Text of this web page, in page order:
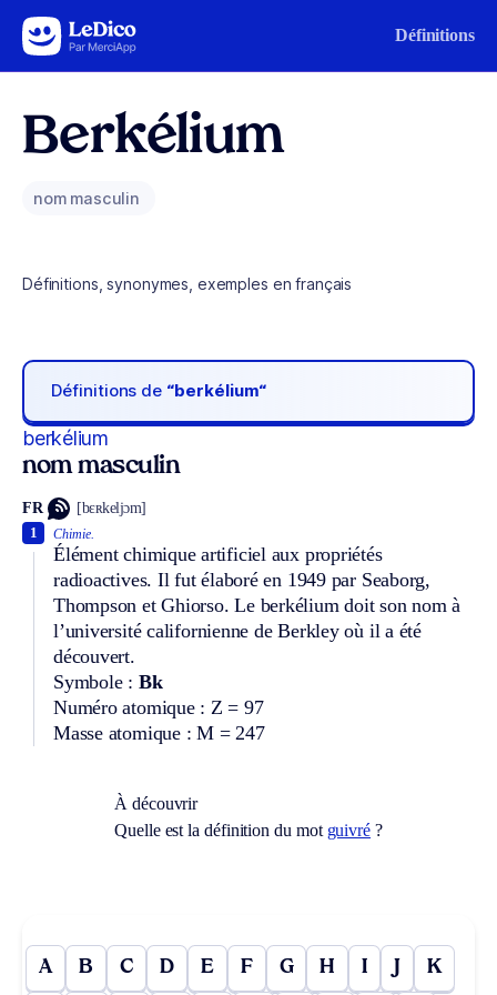
Aller au contenu Définitions
Berkélium
nom masculin
Définitions, synonymes, exemples en français
Définitions de “berkélium“
berkélium
nom masculin
FR [bɛʀkeljɔm]
Chimie.
Élément chimique artificiel aux propriétés
radioactives. Il fut élaboré en 1949 par Seaborg,
Thompson et Ghiorso. Le berkélium doit son nom à
l’université californienne de Berkley où il a été
découvert.
Symbole : Bk
Numéro atomique : Z = 97
Masse atomique : M = 247
1
À découvrir
Quelle est la définition du mot guivré ?
A B C D E F G H I J K